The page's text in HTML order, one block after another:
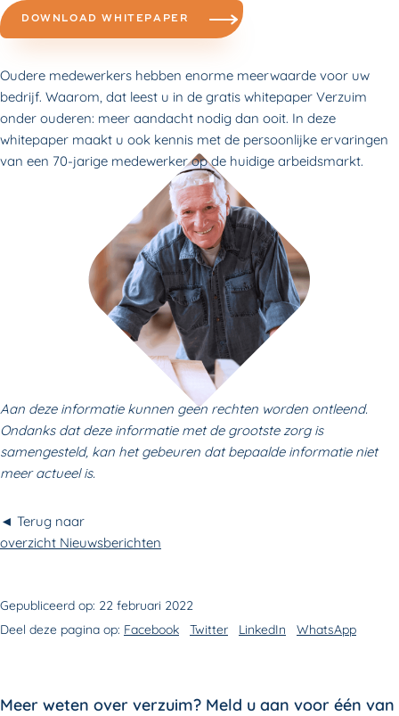
Oudere medewerkers hebben enorme meerwaarde voor uw
bedrijf. Waarom, dat leest u in de gratis whitepaper Verzuim
onder ouderen: meer aandacht nodig dan ooit. In deze
whitepaper maakt u ook kennis met de persoonlijke ervaringen
van een 70-jarige medewerker op de huidige arbeidsmarkt.
DOWNLOAD WHITEPAPER
Aan deze informatie kunnen geen rechten worden ontleend.
Ondanks dat deze informatie met de grootste zorg is
samengesteld, kan het gebeuren dat bepaalde informatie niet
meer actueel is.
◄ Terug naar
overzicht Nieuwsberichten
Gepubliceerd op: 22 februari 2022
Deel deze pagina op: Facebook Twitter LinkedIn WhatsApp
Meer weten over verzuim? Meld u aan voor één van